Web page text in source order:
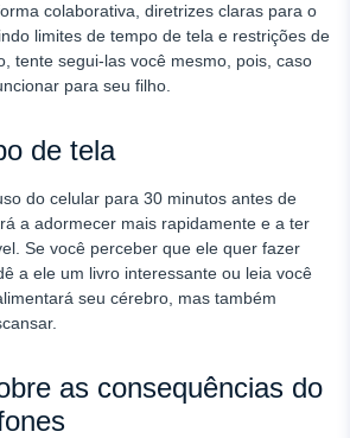
colaborativa, diretrizes claras para o
limites de tempo de tela e restrições de
tente segui-las você mesmo, pois, caso
para seu filho.
de tela
do celular para 30 minutos antes de
a adormecer mais rapidamente e a ter
Se você perceber que ele quer fazer
a ele um livro interessante ou leia você
seu cérebro, mas também
as consequências do